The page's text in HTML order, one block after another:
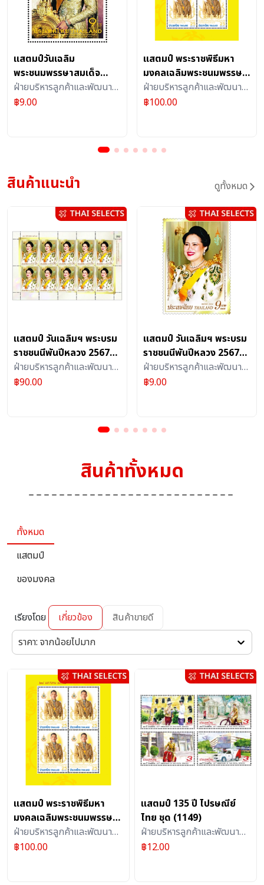
แสตมป์วันเฉลิม
พระชนมพรรษาสมเด็จ
พระนางเจ้าสิริกิติ์ พระบรม
ราชินีนาถ 2561 ชุด (1153)
ฝ่ายบริหารลูกค้าและพัฒนา
ผลิตภัณฑ์บริการไปรษณีย์ :
฿9.00
แสตมป์ พระราชพิธีมหา
มงคลเฉลิมพระชนมพรรษา
6 รอบ 28 กรกฎาคม 2567
แบบแผ่น (1270)
ฝ่ายบริหารลูกค้าและพัฒนา
ผลิตภัณฑ์บริการไปรษณีย์ :
฿100.00
สินค้าแนะนำ ดูทั้งหมด
แสตมป์ วันเฉลิมฯ พระบรม
ราชชนนีพันปีหลวง 2567
แบบแผ่น (1273)
ฝ่ายบริหารลูกค้าและพัฒนา
ผลิตภัณฑ์บริการไปรษณีย์ :
฿90.00
แสตมป์ วันเฉลิมฯ พระบรม
ราชชนนีพันปีหลวง 2567
แบบชุด (1273)
ฝ่ายบริหารลูกค้าและพัฒนา
ผลิตภัณฑ์บริการไปรษณีย์ :
฿9.00
สินค้าทั้งหมด
ทั้งหมด
แสตมป์
ของมงคล
เรียงโดย เกี่ยวข้อง
สินค้าขายดี
ราคา: จากน้อยไปมาก
แสตมป์ พระราชพิธีมหา
มงคลเฉลิมพระชนมพรรษา
6 รอบ 28 กรกฎาคม 2567
แบบแผ่น (1270)
ฝ่ายบริหารลูกค้าและพัฒนา
ผลิตภัณฑ์บริการไปรษณีย์ :
฿100.00
แสตมป์ 135 ปี ไปรษณีย์
ไทย ชุด (1149)
ฝ่ายบริหารลูกค้าและพัฒนา
ผลิตภัณฑ์บริการไปรษณีย์ :
฿12.00